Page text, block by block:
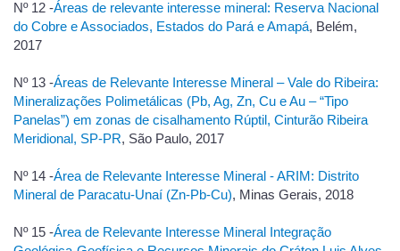
Nº 12 -Áreas de relevante interesse mineral: Reserva Nacional
do Cobre e Associados, Estados do Pará e Amapá, Belém,
2017
Nº 13 -Áreas de Relevante Interesse Mineral – Vale do Ribeira:
Mineralizações Polimetálicas (Pb, Ag, Zn, Cu e Au – “Tipo
Panelas”) em zonas de cisalhamento Rúptil, Cinturão Ribeira
Meridional, SP-PR, São Paulo, 2017
Nº 14 -Área de Relevante Interesse Mineral - ARIM: Distrito
Mineral de Paracatu-Unaí (Zn-Pb-Cu), Minas Gerais, 2018
Nº 15 -Área de Relevante Interesse Mineral Integração